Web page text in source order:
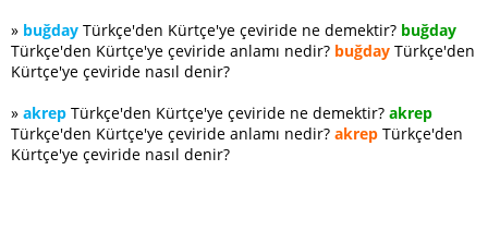
» buğday Türkçe'den Kürtçe'ye çeviride ne demektir? buğday
Türkçe'den Kürtçe'ye çeviride anlamı nedir? buğday Türkçe'den
Kürtçe'ye çeviride nasıl denir?
» akrep Türkçe'den Kürtçe'ye çeviride ne demektir? akrep
Türkçe'den Kürtçe'ye çeviride anlamı nedir? akrep Türkçe'den
Kürtçe'ye çeviride nasıl denir?